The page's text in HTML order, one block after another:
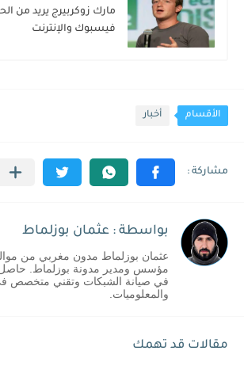
مارك زوكربيرج يريد من
فيسبوك والإنترنت
الأقسام أخبار
بواسطة : عثمان بوزلماط
مؤسس ومدير مدونة بوزلماط.
في صيانة الشبكات وتقني متخصص
والمعلوميات.
مقالات قد تهمك